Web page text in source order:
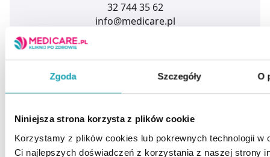
Zgoda Szczegóły O
Niniejsza strona korzysta z plików cookie
Korzystamy z plików cookies lub pokrewnych technologii w
Ci najlepszych doświadczeń z korzystania z naszej strony
32 744 35 62
info@medicare.pl
Allecco Sp. z o.o.
Białobrzeska 45